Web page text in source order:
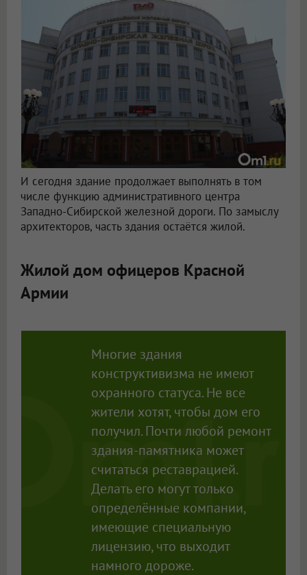
И сегодня здание продолжает выполнять в том
числе функцию административного центра
Западно-Сибирской железной дороги. По замыслу
архитекторов, часть здания остаётся жилой.
Жилой дом офицеров Красной
Армии
Многие здания
конструктивизма не имеют
охранного статуса. Не все
жители хотят, чтобы дом его
получил. Почти любой ремонт
здания-памятника может
считаться реставрацией.
Делать его могут только
определённые компании,
имеющие специальную
лицензию, что выходит
намного дороже.